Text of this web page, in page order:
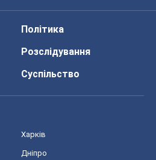
Політика
Розслідування
Суспільство
Харків
Дніпро